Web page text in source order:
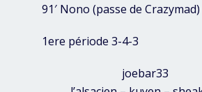
91′ Nono (passe de Crazymad)
1ere période 3-4-3
joebar33